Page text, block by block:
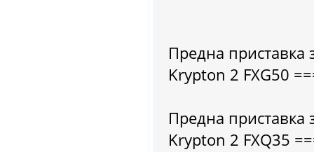
Предна
Krypton 2 FXG50
Предна
Krypton 2 FXQ35